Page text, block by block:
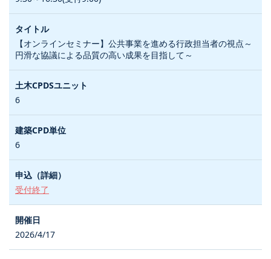
【オンラインセミナー】公共事業を進める行政担当者の視点～
円滑な協議による品質の高い成果を目指して～
6
6
受付終了
2026/4/17